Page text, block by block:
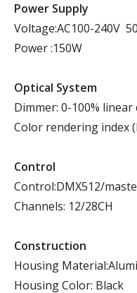
Power Supply
Voltage:AC100-240V
Power :150W
Optical System
Dimmer: 0-100%
Color rendering index
Control
Control:DMX512/
Channels: 12/28CH
Construction
Housing
Housing Color: Black